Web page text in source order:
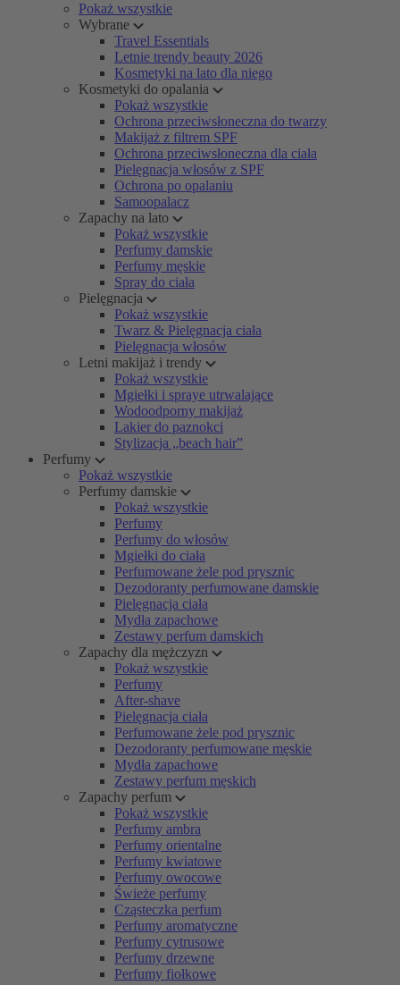
Pokaż wszystkie
Wybrane
Travel Essentials
Letnie trendy beauty 2026
Kosmetyki na lato dla niego
Kosmetyki do opalania
Pokaż wszystkie
Ochrona przeciwsłoneczna do twarzy
Makijaż z filtrem SPF
Ochrona przeciwsłoneczna dla ciała
Pielęgnacja włosów z SPF
Ochrona po opalaniu
Samoopalacz
Zapachy na lato
Pokaż wszystkie
Perfumy damskie
Perfumy męskie
Spray do ciała
Pielęgnacja
Pokaż wszystkie
Twarz & Pielęgnacja ciała
Pielęgnacja włosów
Letni makijaż i trendy
Pokaż wszystkie
Mgiełki i spraye utrwalające
Wodoodporny makijaż
Lakier do paznokci
Stylizacja „beach hair”
Perfumy
Pokaż wszystkie
Perfumy damskie
Pokaż wszystkie
Perfumy
Perfumy do włosów
Mgiełki do ciała
Perfumowane żele pod prysznic
Dezodoranty perfumowane damskie
Pielęgnacja ciała
Mydła zapachowe
Zestawy perfum damskich
Zapachy dla mężczyzn
Pokaż wszystkie
Perfumy
After-shave
Pielęgnacja ciała
Perfumowane żele pod prysznic
Dezodoranty perfumowane męskie
Mydła zapachowe
Zestawy perfum męskich
Zapachy perfum
Pokaż wszystkie
Perfumy ambra
Perfumy orientalne
Perfumy kwiatowe
Perfumy owocowe
Świeże perfumy
Cząsteczka perfum
Perfumy aromatyczne
Perfumy cytrusowe
Perfumy drzewne
Perfumy fiołkowe